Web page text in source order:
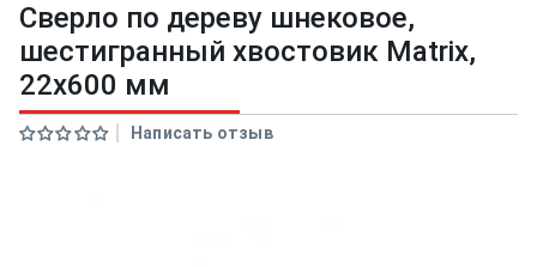
Сверло по дереву шнековое,
шестигранный хвостовик Matrix,
22х600 мм
Написать отзыв